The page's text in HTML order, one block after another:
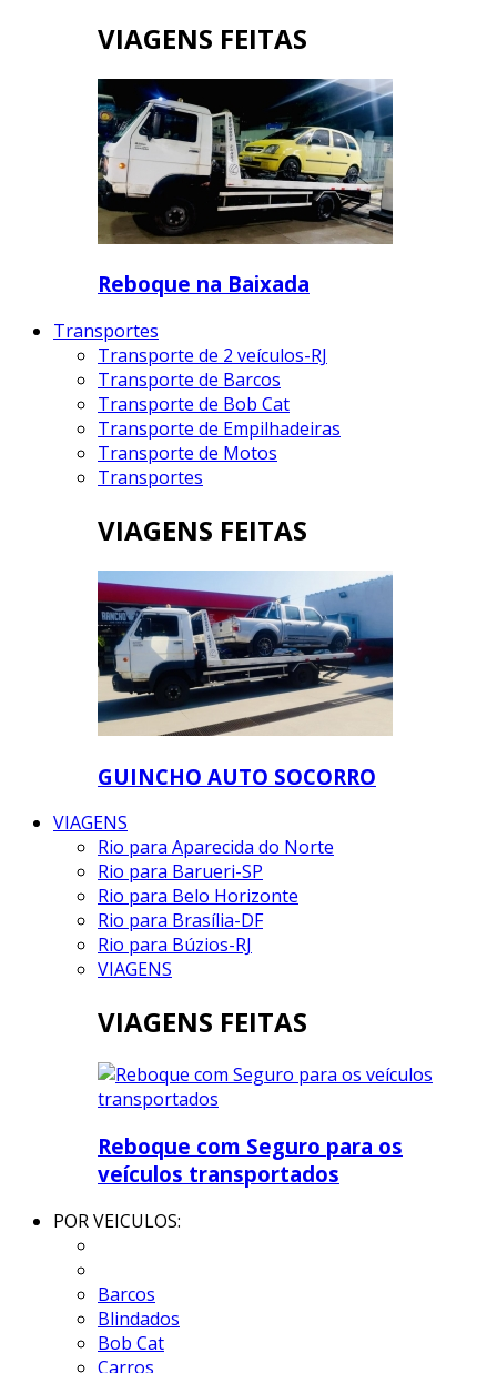
VIAGENS FEITAS
Reboque na Baixada
Transportes
Transporte de 2 veículos-RJ
Transporte de Barcos
Transporte de Bob Cat
Transporte de Empilhadeiras
Transporte de Motos
Transportes
VIAGENS FEITAS
GUINCHO AUTO SOCORRO
VIAGENS
Rio para Aparecida do Norte
Rio para Barueri-SP
Rio para Belo Horizonte
Rio para Brasília-DF
Rio para Búzios-RJ
VIAGENS
VIAGENS FEITAS
Reboque com Seguro para os
veículos transportados
POR VEICULOS:
Barcos
Blindados
Bob Cat
Carros